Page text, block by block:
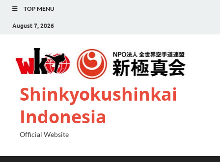
TOP MENU
August 7, 2026
Shinkyokushinkai
Indonesia
Official Website